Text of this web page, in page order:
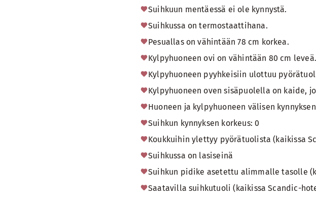
Suihkuun mentäessä ei ole kynnystä.
Suihkussa on termostaattihana.
Pesuallas on vähintään 78 cm korkea.
Kylpyhuoneen ovi on vähintään 80 cm leveä.
Kylpyhuoneen pyyhkeisiin ulottuu
Kylpyhuoneen oven sisäpuolella on kaide,
Huoneen ja kylpyhuoneen välisen
Suihkun kynnyksen korkeus: 0
Koukkuihin ylettyy pyörätuolista (kaikissa
Suihkussa on lasiseinä
Suihkun pidike asetettu alimmalle tasolle
Saatavilla suihkutuoli (kaikissa Scandic-